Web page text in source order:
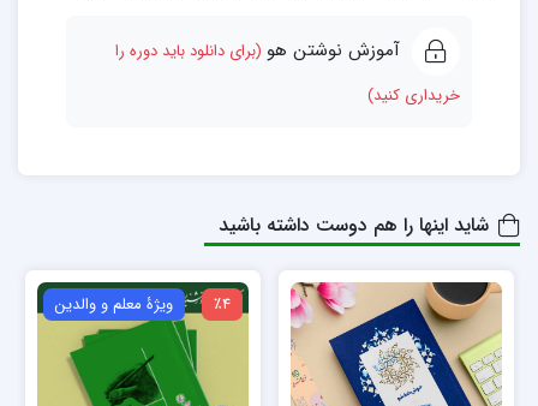
آموزش نوشتن هو (برای دانلود باید دوره را
خریداری کنید)
شاید اینها را هم دوست داشته باشید
٪4 ویژۀ معلم و والدین